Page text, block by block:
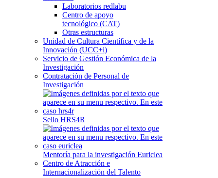
Laboratorios redlabu
Centro de apoyo
tecnológico (CAT)
Otras estructuras
Unidad de Cultura Científica y de la
Innovación (UCC+i)
Servicio de Gestión Económica de la
Investigación
Contratación de Personal de
Investigación
Sello HRS4R
Mentoría para la investigación Euriclea
Centro de Atracción e
Internacionalización del Talento